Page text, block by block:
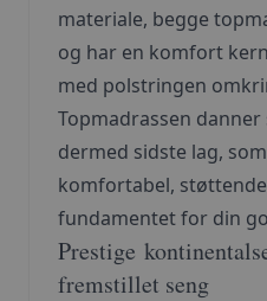
materiale, begge
og har en komfort
med polstringen
Topmadrassen
dermed sidste lag,
komfortabel,
fundamentet for din
Prestige
fremstillet seng